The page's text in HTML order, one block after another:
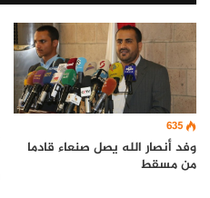
635
وفد أنصار الله يصل صنعاء قادما
من مسقط